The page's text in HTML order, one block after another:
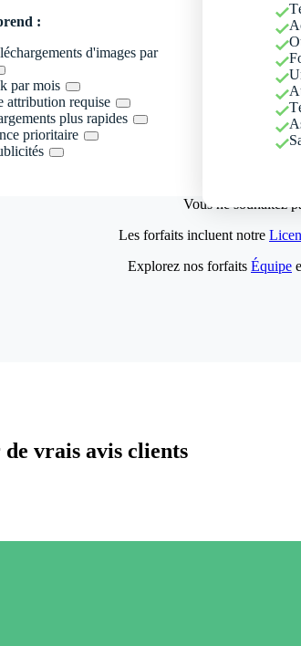
:
d'images par
par mois
attribution requise
plus rapides
prioritaire
Vous ne souhaitez
Les forfaits incluent notre
Explorez nos forfaits Équipe
vrais avis clients